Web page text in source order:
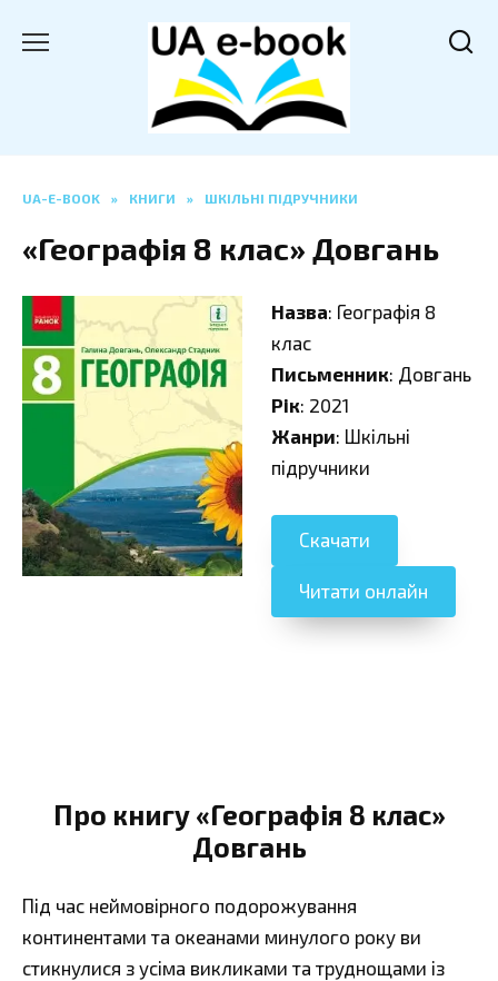
UA-E-BOOK » КНИГИ » ШКІЛЬНІ ПІДРУЧНИКИ
«Географія 8 клас» Довгань
Назва: Географія 8
клас
Письменник: Довгань
Рік: 2021
Жанри: Шкільні
підручники
Скачати
Читати онлайн
Про книгу «Географія 8 клас»
Довгань
Під час неймовірного подорожування
континентами та океанами минулого року ви
стикнулися з усіма викликами та труднощами із